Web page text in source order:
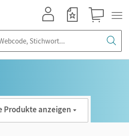
Produkte anzeigen